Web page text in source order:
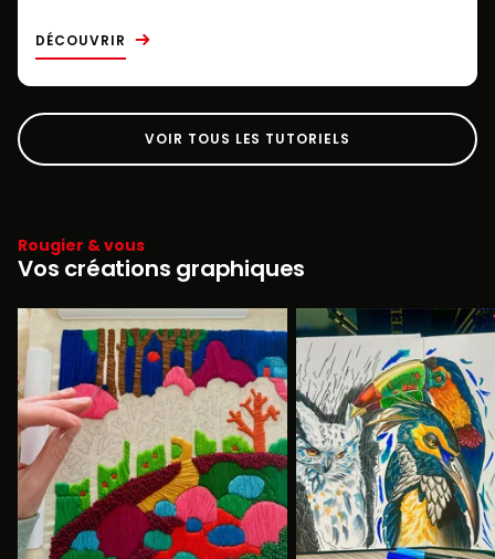
DÉCOUVRIR
VOIR TOUS LES TUTORIELS
Rougier & vous
Vos créations graphiques